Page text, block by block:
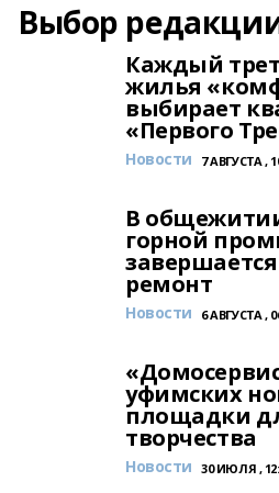
Выбор
Каждый
жилья
выбирает
«Первого
Новости 7 АВГУСТА ,
В
горной
ремонт
Новости 6 АВГУСТА ,
уфимских
площадки
творчества
Новости 30 ИЮЛЯ ,